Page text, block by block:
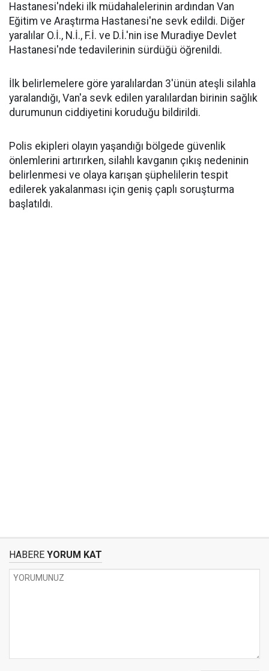
Hastanesi'ndeki ilk müdahalelerinin ardından Van
Eğitim ve Araştırma Hastanesi'ne sevk edildi. Diğer
yaralılar O.İ., N.İ., F.İ. ve D.İ.'nin ise Muradiye Devlet
Hastanesi'nde tedavilerinin sürdüğü öğrenildi.
İlk belirlemelere göre yaralılardan 3'ünün ateşli silahla
yaralandığı, Van'a sevk edilen yaralılardan birinin sağlık
durumunun ciddiyetini koruduğu bildirildi.
Polis ekipleri olayın yaşandığı bölgede güvenlik
önlemlerini artırırken, silahlı kavganın çıkış nedeninin
belirlenmesi ve olaya karışan şüphelilerin tespit
edilerek yakalanması için geniş çaplı soruşturma
başlatıldı.
HABERE YORUM KAT